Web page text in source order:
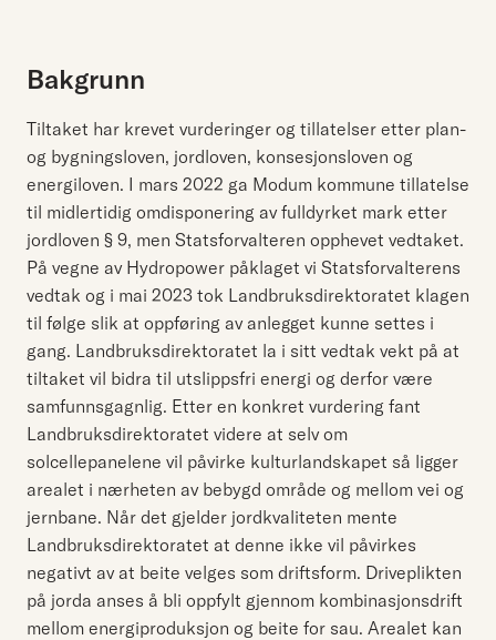
Bakgrunn
Tiltaket har krevet vurderinger og tillatelser etter plan-
og bygningsloven, jordloven, konsesjonsloven og
energiloven. I mars 2022 ga Modum kommune tillatelse
til midlertidig omdisponering av fulldyrket mark etter
jordloven § 9, men Statsforvalteren opphevet vedtaket.
På vegne av Hydropower påklaget vi Statsforvalterens
vedtak og i mai 2023 tok Landbruksdirektoratet klagen
til følge slik at oppføring av anlegget kunne settes i
gang. Landbruksdirektoratet la i sitt vedtak vekt på at
tiltaket vil bidra til utslippsfri energi og derfor være
samfunnsgagnlig. Etter en konkret vurdering fant
Landbruksdirektoratet videre at selv om
solcellepanelene vil påvirke kulturlandskapet så ligger
arealet i nærheten av bebygd område og mellom vei og
jernbane. Når det gjelder jordkvaliteten mente
Landbruksdirektoratet at denne ikke vil påvirkes
negativt av at beite velges som driftsform. Driveplikten
på jorda anses å bli oppfylt gjennom kombinasjonsdrift
mellom energiproduksjon og beite for sau. Arealet kan